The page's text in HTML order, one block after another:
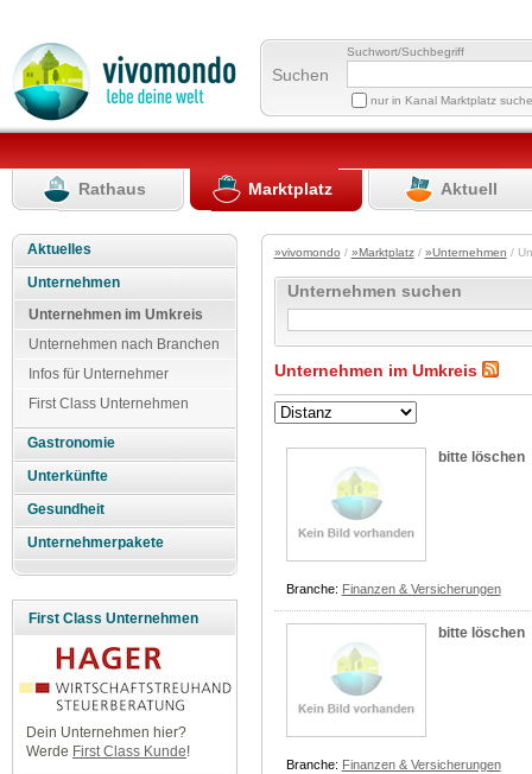
Suchen
Suchwort/Suchbegriff
nur in Kanal Marktplatz
Rathaus Marktplatz Aktuell
Aktuelles
Unternehmen
Unternehmen im Umkreis
Unternehmen nach Branchen
Infos für Unternehmer
First Class Unternehmen
Gastronomie
Unterkünfte
Gesundheit
Unternehmerpakete
First Class Unternehmen
Dein Unternehmen hier?
Werde First Class Kunde!
»vivomondo / »Marktplatz/ »Unternehmen /
Unternehmen suchen
Unternehmen im Umkreis
bitte löschen
Branche: Finanzen & Versicherungen
bitte löschen
Branche: Finanzen & Versicherungen